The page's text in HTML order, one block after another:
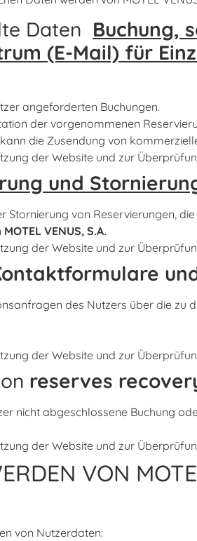
Daten Buchung,
(E-Mail) für
angeforderten Buchungen.
der vorgenommenen
die Zusendung von
der Website und zur
und
von Reservierungen,
MOTEL VENUS, S.A.
der Website und zur
des Nutzers über die zu
der Website und zur
reserves
nicht abgeschlossene Buchung
der Website und zur
VON
von Nutzerdaten: